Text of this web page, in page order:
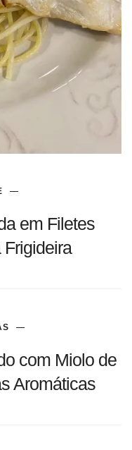
em Filetes
com Miolo de
Aromáticas